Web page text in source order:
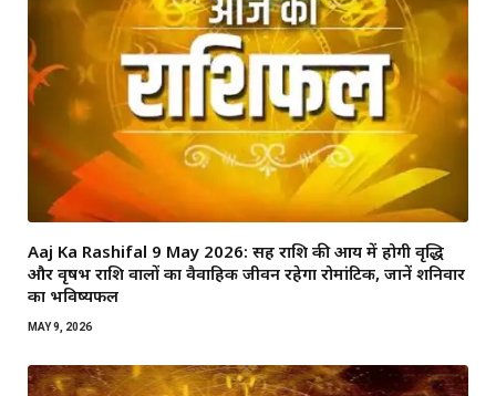
Aaj Ka Rashifal 9 May 2026: सिंह राशि की आय में होगी वृद्धि
और वृषभ राशि वालों का वैवाहिक जीवन रहेगा रोमांटिक, जानें शनिवार
का भविष्यफल
MAY 9, 2026